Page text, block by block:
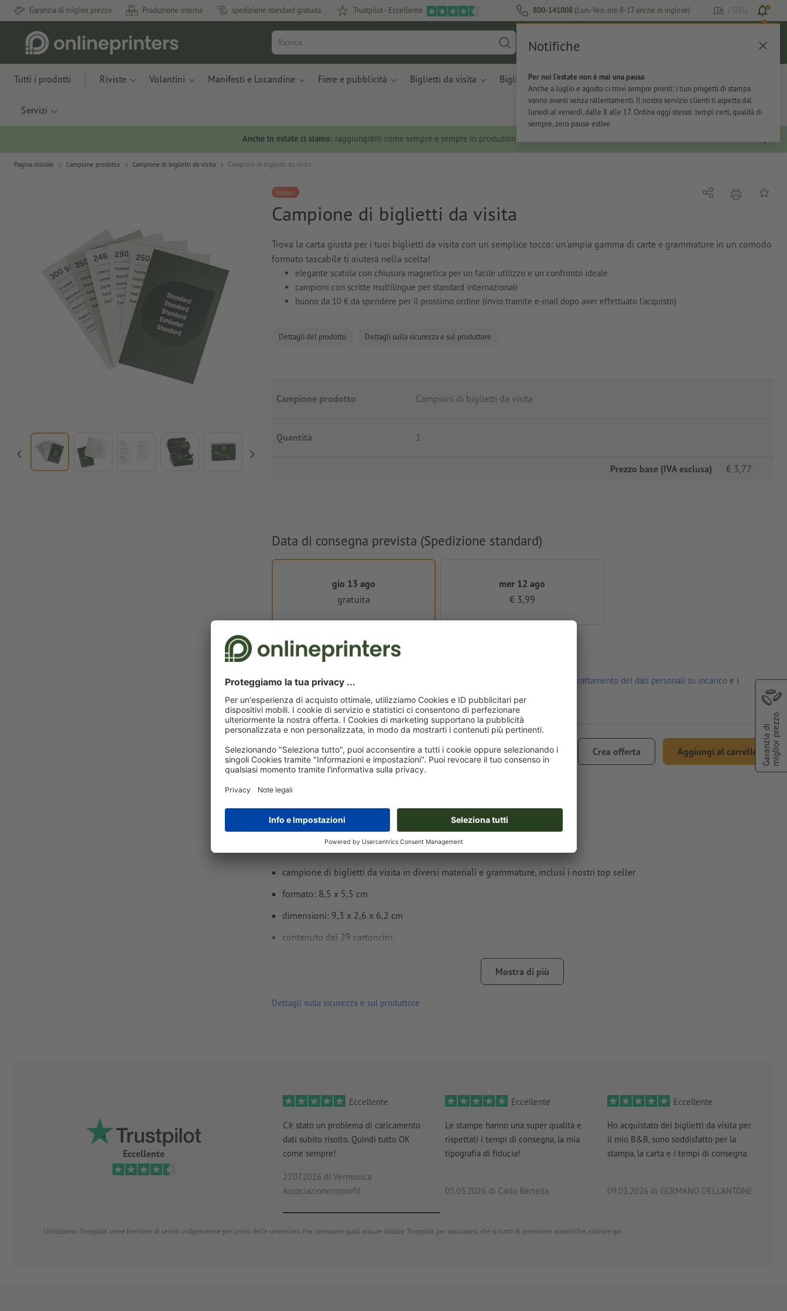
Garanzia di miglior prezzo Produzione interna spedizione standard gratuita Trustpilot - Eccellente 800-141008 (Lun.-Ven. ore 8-17 anche in inglese) ITA | DEU
Notifiche
Per noi l'estate non è mai una pausa
Anche a luglio e agosto ci trovi sempre pronti: i tuoi progetti di stampa
vanno avanti senza rallentamenti. Il nostro servizio clienti ti aspetta dal
lunedì al venerdì, dalle 8 alle 17. Ordina oggi stesso: tempi certi, qualità di
sempre, zero pause estive.
Carrello
Tutti i prodotti Riviste Volantini Manifesti e Locandine Fiere e pubblicità Biglietti da visita Biglietti Per l'ufficio Adesivi
Servizi
Anche in estate ci siamo: raggiungibili come sempre e sempre in produzione.
Pagina iniziale Campione prodotto Campione di biglietti da visita Campione di biglietti da visita
nuovo
Campione di biglietti da visita
Trova la carta giusta per i tuoi biglietti da visita con un semplice tocco: un'ampia gamma di carte e grammature in un comodo
formato tascabile ti aiuterà nella scelta!
elegante scatola con chiusura magnetica per un facile utilizzo e un confronto ideale
campioni con scritte multilingue per standard internazionali
buono da 10 € da spendere per il prossimo ordine (invio tramite e-mail dopo aver effettuato l'acquisto)
Dettagli del prodotto Dettagli sulla sicurezza e sul produttore
Condividistamparealla
Campione prodotto Campioni di biglietti da visita
Quantità 1
Prezzo base (IVA esclusa) € 3,77
Data di consegna prevista (Spedizione standard)
gio 13 ago
gratuita
mer 12 ago
€ 3,99
Dati per la stampa
Per quanto riguarda l'elaborazione dei dati per la stampa, sono validi l' Accordo sul trattamento dei dati personali su incarico e i
Requisiti di dati per la stampa
IVA esclusa
€ 3,77
incl. 22% IVA
€ 4,60 Crea offerta Aggiungi al carrello
Consegna all' incirca:
gio 13 ago
Peso: ca.
65,5 g
Dettagli del prodotto
campione di biglietti da visita in diversi materiali e grammature, inclusi i nostri top seller
formato: 8,5 x 5,5 cm
dimensioni: 9,3 x 2,6 x 6,2 cm
contenuto dei 29 cartoncini:
carta ecologica/naturale:
cartone martellato 246 g/m²
cartoncino bistrol 290 g/m²
carta offset 250 g/m²
carta offset 300 g/m²
carta offset 350 g/m²
Mostra di più
Dettagli sulla sicurezza e sul produttore
Eccellente
Eccellente
C'è stato un problema di caricamento
dati subito risolto. Quindi tutto OK
come sempre!
27.07.2026 di Vermusica
Associazionenoprofit
Eccellente
Le stampe hanno una super qualità e
rispettati i tempi di consegna, la mia
tipografia di fiducia!
05.05.2026 di Carlo Bertella
Eccellente
Ho acquistato dei biglietti da visita per
il mio B&B, sono soddisfatto per la
stampa, la carta e i tempi di consegna.
09.03.2026 di GERMANO DELL'ANTONE
Utilizziamo Trustpilot come fornitore di servizi indipendente per linvio delle recensioni. Per conoscere quali misure utilizza Trustpilot per assicurarsi che si tratti di recensioni autentiche, cliccare qui
Garanzia dimiglior prezzo